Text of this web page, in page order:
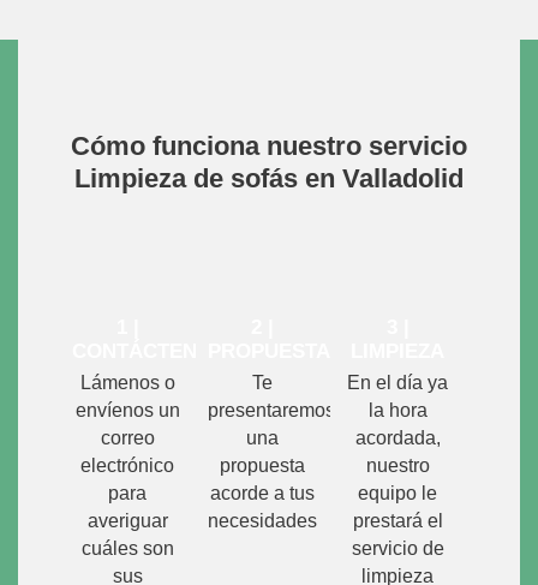
Cómo funciona nuestro servicio
Limpieza de sofás en Valladolid
Lámenos o
envíenos un
correo
electrónico
para
averiguar
cuáles son
sus
Te
presentaremos
una
propuesta
acorde a tus
necesidades
En el día ya
la hora
acordada,
nuestro
equipo le
prestará el
servicio de
limpieza